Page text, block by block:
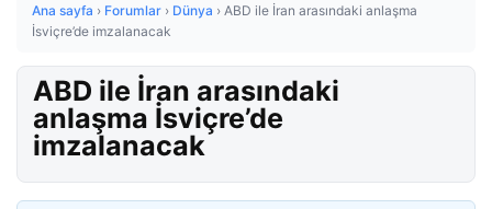
Ana sayfa › Forumlar › Dünya › ABD ile İran arasındaki anlaşma
İsviçre’de imzalanacak
ABD ile İran arasındaki
anlaşma İsviçre’de
imzalanacak